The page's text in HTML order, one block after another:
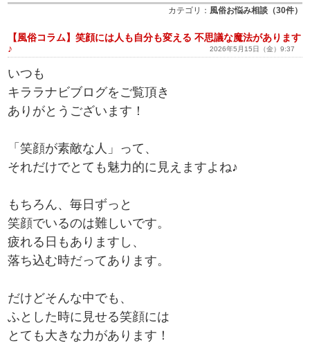
カテゴリ： 風俗お悩み相談（30件）
【風俗コラム】笑顔には人も自分も変える 不思議な魔法があります
♪
2026年5月15日（金）9:37
いつも
キララナビブログをご覧頂き
ありがとうございます！
「笑顔が素敵な人」って、
それだけでとても魅力的に見えますよね♪
もちろん、毎日ずっと
笑顔でいるのは難しいです。
疲れる日もありますし、
落ち込む時だってあります。
だけどそんな中でも、
ふとした時に見せる笑顔には
とても大きな力があります！